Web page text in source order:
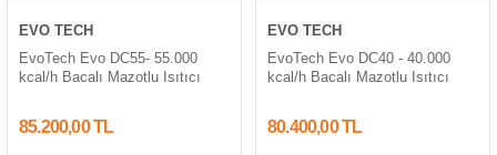
EVO TECH
EvoTech Evo DC55- 55.000
kcal/h Bacalı Mazotlu Isıtıcı
85.200,00 TL
EVO TECH
EvoTech Evo DC40 - 40.000
kcal/h Bacalı Mazotlu Isıtıcı
80.400,00 TL